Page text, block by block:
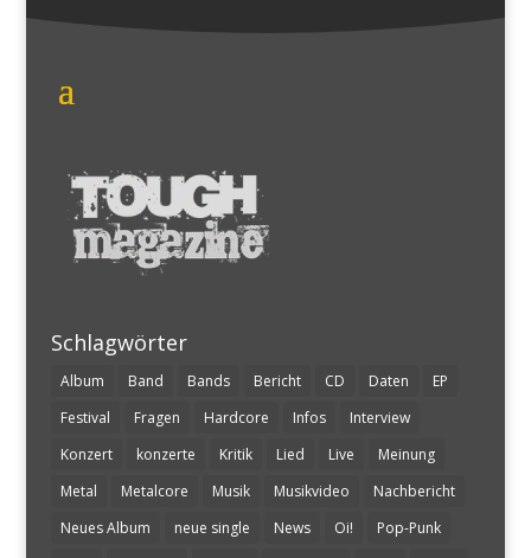
Schlagwörter
Album Band Bands Bericht CD Daten
EP
Festival
Fragen Hardcore Infos
Interview
Konzert
konzerte Kritik Lied Live
Meinung
Metal
Metalcore Musik Musikvideo
Nachbericht
Neues Album
neue single News Oi!
Pop-Punk